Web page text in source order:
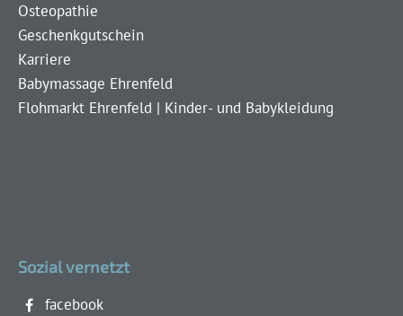
Osteopathie
Geschenkgutschein
Karriere
Babymassage Ehrenfeld
Flohmarkt Ehrenfeld | Kinder- und Babykleidung
Sozial vernetzt
facebook